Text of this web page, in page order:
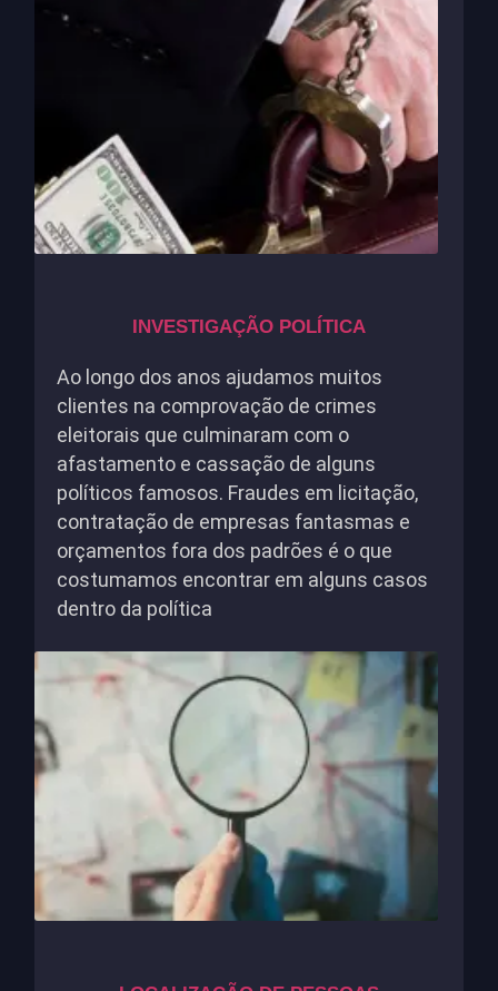
INVESTIGAÇÃO POLÍTICA
Ao longo dos anos ajudamos muitos
clientes na comprovação de crimes
eleitorais que culminaram com o
afastamento e cassação de alguns
políticos famosos. Fraudes em licitação,
contratação de empresas fantasmas e
orçamentos fora dos padrões é o que
costumamos encontrar em alguns casos
dentro da política